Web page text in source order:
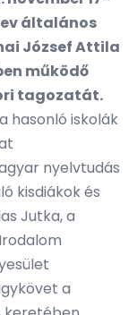
általános
József Attila
működő
tagozatát.
hasonló iskolák
nyelvtudás
kisdiákok és
Jutka, a
a